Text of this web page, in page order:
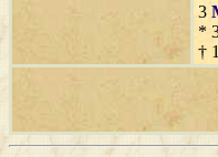
3
*
†